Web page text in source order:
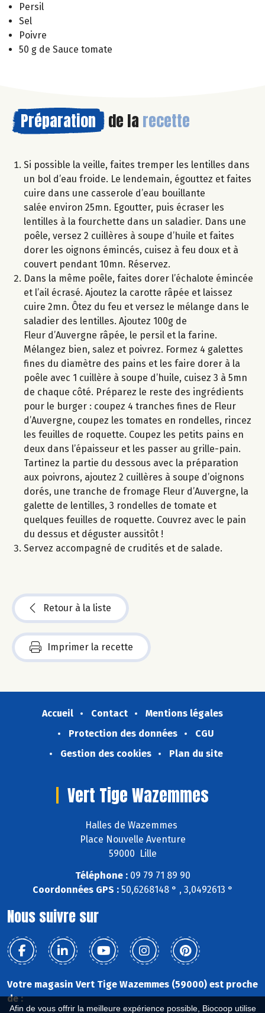
Afin de vous offrir la meilleure expérience possible, Biocoop utilise
Persil
Sel
Poivre
50 g de Sauce tomate
Préparation de la recette
Si possible la veille, faites tremper les lentilles dans
un bol d’eau froide. Le lendemain, égouttez et faites
cuire dans une casserole d’eau bouillante
salée environ 25mn. Egoutter, puis écraser les
lentilles à la fourchette dans un saladier. Dans une
poêle, versez 2 cuillères à soupe d’huile et faites
dorer les oignons émincés, cuisez à feu doux et à
couvert pendant 10mn. Réservez.
Dans la même poêle, faites dorer l’échalote émincée
et l’ail écrasé. Ajoutez la carotte râpée et laissez
cuire 2mn. Ôtez du feu et versez le mélange dans le
saladier des lentilles. Ajoutez 100g de
Fleur d’Auvergne râpée, le persil et la farine.
Mélangez bien, salez et poivrez. Formez 4 galettes
fines du diamètre des pains et les faire dorer à la
poêle avec 1 cuillère à soupe d’huile, cuisez 3 à 5mn
de chaque côté. Préparez le reste des ingrédients
pour le burger : coupez 4 tranches fines de Fleur
d’Auvergne, coupez les tomates en rondelles, rincez
les feuilles de roquette. Coupez les petits pains en
deux dans l’épaisseur et les passer au grille-pain.
Tartinez la partie du dessous avec la préparation
aux poivrons, ajoutez 2 cuillères à soupe d’oignons
dorés, une tranche de fromage Fleur d’Auvergne, la
galette de lentilles, 3 rondelles de tomate et
quelques feuilles de roquette. Couvrez avec le pain
du dessus et déguster aussitôt !
Servez accompagné de crudités et de salade.
Retour à la liste
Imprimer la recette
Accueil Contact
Mentions légales
Protection des données
CGU
Gestion des cookies
Plan du site
Vert Tige Wazemmes
Halles de Wazemmes
Place Nouvelle Aventure
59000 Lille
Téléphone :09 79 71 89 90
Coordonnées GPS :50,6268148 ° , 3,0492613 °
Nous suivre sur
Votre magasin Vert Tige Wazemmes (59000) est proche
de :